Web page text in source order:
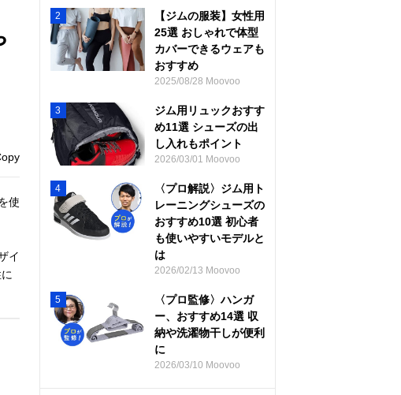
使
イ
2
【ジムの服装】女性用
25選 おしゃれで体型
カバーできるウェアも
おすすめ
2025/08/28 Moovoo
3
ジム用リュックおすす
め11選 シューズの出
し入れもポイント
2026/03/01 Moovoo
4
〈プロ解説〉ジム用ト
レーニングシューズの
おすすめ10選 初心者
も使いやすいモデルと
は
2026/02/13 Moovoo
5
〈プロ監修〉ハンガ
ー、おすすめ14選 収
納や洗濯物干しが便利
に
2026/03/10 Moovoo